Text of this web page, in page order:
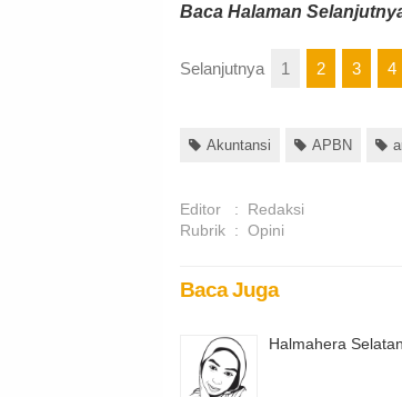
Baca Halaman
Selanjutnya 1 2 3 4
Akuntansi APBN
Editor :
Redaksi
Rubrik : Opini
Baca Juga
Halmahera